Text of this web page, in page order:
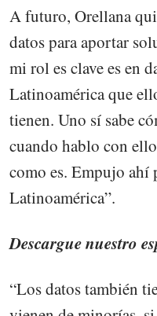
A futuro, Orellana
datos para aportar
mi rol es clave es en
Latinoamérica que
tienen. Uno sí sabe
cuando hablo con
como es. Empujo ahí
Latinoamérica”.
Descargue nuestro
“Los datos también